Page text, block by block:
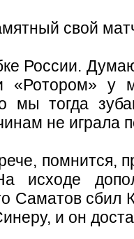
свой
России.
«Ротором» у
мы тогда
не играла
помнится,
исходе
Саматов сбил
и он